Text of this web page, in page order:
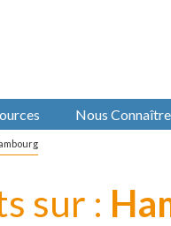
Nous Connaître
sur :